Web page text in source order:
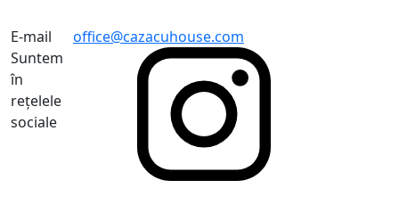
E-mail
office@cazacuhouse.com
Suntem
în
rețelele
sociale